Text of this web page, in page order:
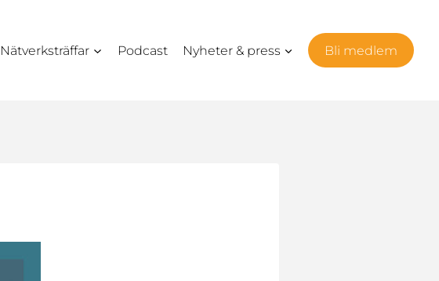
Nätverksträffar Podcast Nyheter & press Bli medlem